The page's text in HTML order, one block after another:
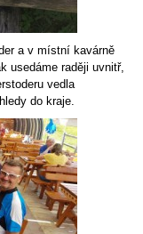
a v místní kavárně
usedáme raději uvnitř,
vedla
do kraje.